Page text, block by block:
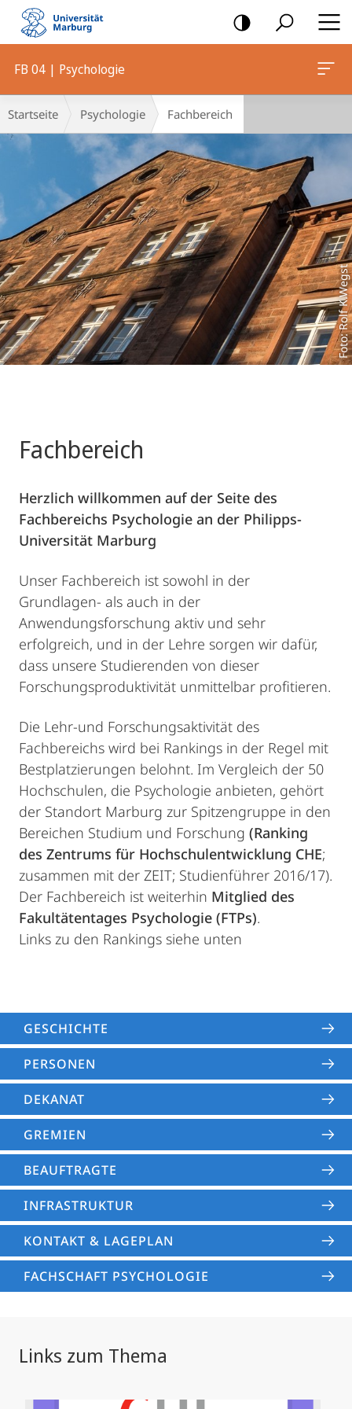
Mobile-
Navigation
FB 04 | Psychologie
Hauptinhalt
Breadcrumb-
Navigation
Startseite Psychologie Fachbereich
Foto: Rolf K.Wegst
Fachbereich
Herzlich willkommen auf der Seite des
Fachbereichs Psychologie an der Philipps-
Universität Marburg
Unser Fachbereich ist sowohl in der
Grundlagen- als auch in der
Anwendungsforschung aktiv und sehr
erfolgreich, und in der Lehre sorgen wir dafür,
dass unsere Studierenden von dieser
Forschungsproduktivität unmittelbar profitieren.
Die Lehr-und Forschungsaktivität des
Fachbereichs wird bei Rankings in der Regel mit
Bestplatzierungen belohnt. Im Vergleich der 50
Hochschulen, die Psychologie anbieten, gehört
der Standort Marburg zur Spitzengruppe in den
Bereichen Studium und Forschung (Ranking
des Zentrums für Hochschulentwicklung CHE;
zusammen mit der ZEIT; Studienführer 2016/17).
Der Fachbereich ist weiterhin Mitglied des
Fakultätentages Psychologie (FTPs).
Links zu den Rankings siehe unten
GESCHICHTE
PERSONEN
DEKANAT
GREMIEN
BEAUFTRAGTE
INFRASTRUKTUR
KONTAKT & LAGEPLAN
FACHSCHAFT PSYCHOLOGIE
Links zum Thema